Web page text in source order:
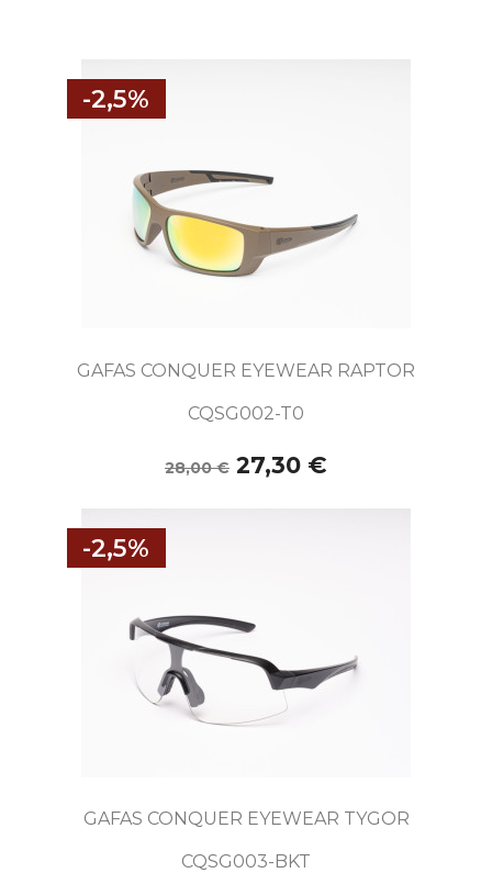
GAFAS CONQUER EYEWEAR RAPTOR
CQSG002-T0
28,00 € 27,30 €
-2,5%
GAFAS CONQUER EYEWEAR TYGOR
CQSG003-BKT
-2,5%